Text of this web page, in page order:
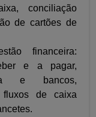
conciliação
de cartões de
financeira:
e a pagar,
e bancos,
fluxos de caixa